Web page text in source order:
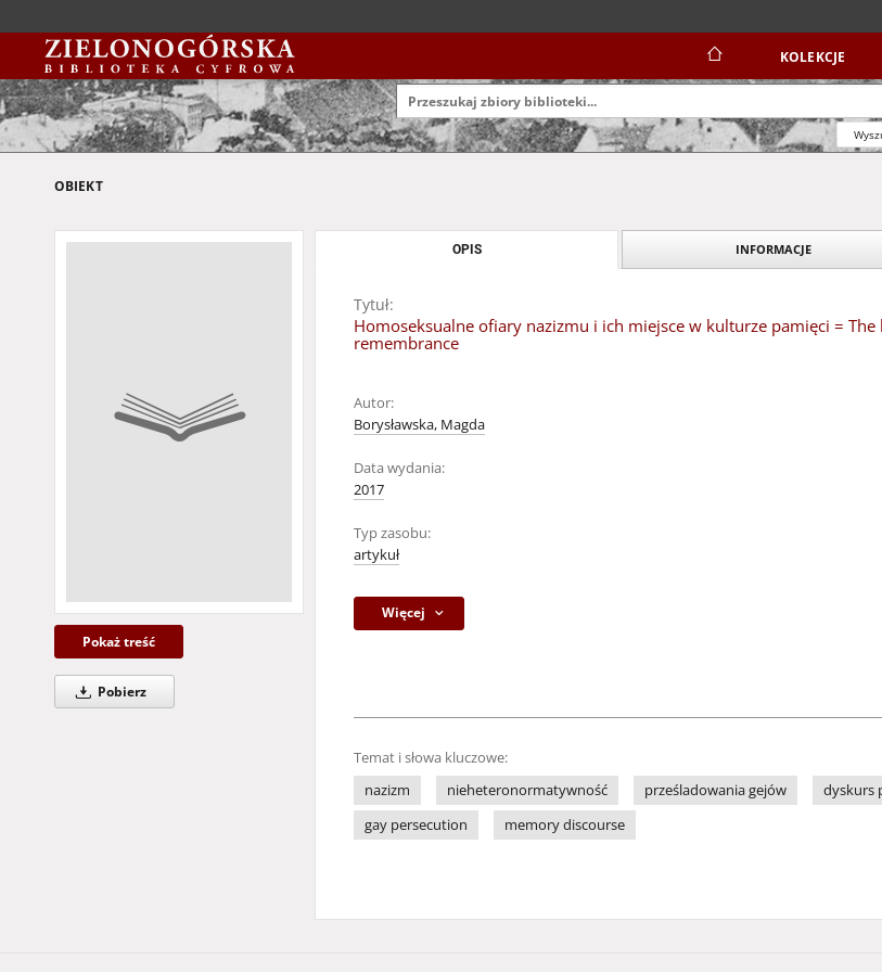
KOLEKCJE
OBIEKT
Pokaż treść
Pobierz
OPIS INFORMACJE
Tytuł:
Homoseksualne ofiary nazizmu i ich miejsce w kulturze pamięci =
remembrance
Autor:
Borysławska, Magda
Data wydania:
2017
Typ zasobu:
artykuł
Więcej
Temat i słowa kluczowe:
nazizm
nieheteronormatywność prześladowania gejów dyskurs
gay persecution
memory discourse